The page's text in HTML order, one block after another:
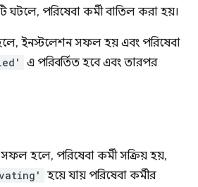
ঘটলে, পরিষেবা কর্মী বাতিল করা হয়।
ইনস্টলেশন সফল হয় এবং পরিষেবা
এ পরিবর্তিত হবে এবং তারপর
হলে, পরিষেবা কর্মী সক্রিয় হয়,
হয়ে যায় পরিষেবা কর্মীর